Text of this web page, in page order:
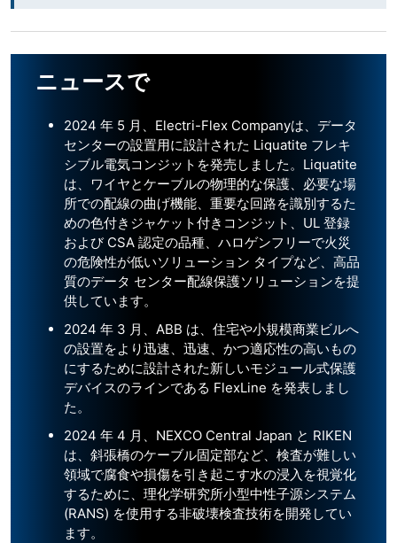
ニュースで
2024 年 5 月、Electri-Flex Companyは、データ
センターの設置用に設計された Liquatite フレキ
シブル電気コンジットを発売しました。Liquatite
は、ワイヤとケーブルの物理的な保護、必要な場
所での配線の曲げ機能、重要な回路を識別するた
めの色付きジャケット付きコンジット、UL 登録
および CSA 認定の品種、ハロゲンフリーで火災
の危険性が低いソリューション タイプなど、高品
質のデータ センター配線保護ソリューションを提
供しています。
2024 年 3 月、ABB は、住宅や小規模商業ビルへ
の設置をより迅速、迅速、かつ適応性の高いもの
にするために設計された新しいモジュール式保護
デバイスのラインである FlexLine を発表しまし
た。
2024 年 4 月、NEXCO Central Japan と RIKEN
は、斜張橋のケーブル固定部など、検査が難しい
領域で腐食や損傷を引き起こす水の浸入を視覚化
するために、理化学研究所小型中性子源システム
(RANS) を使用する非破壊検査技術を開発してい
ます。